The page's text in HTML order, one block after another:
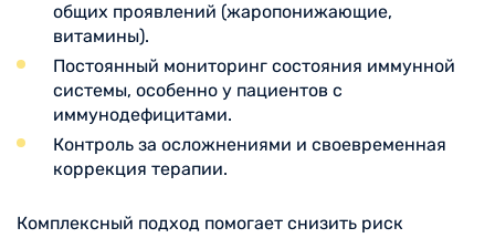
общих проявлений (жаропонижающие,
витамины).
Постоянный мониторинг состояния иммунной
системы, особенно у пациентов с
иммунодефицитами.
Контроль за осложнениями и своевременная
коррекция терапии.
Комплексный подход помогает снизить риск